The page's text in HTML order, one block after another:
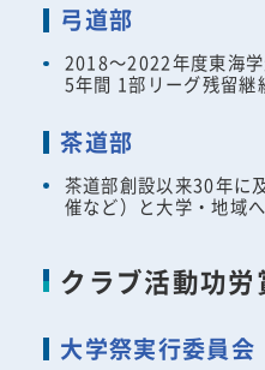
弓道部
2018～2022年度東海
5年間 1部リーグ残留継
茶道部
茶道部創設以来30年に
催など）と大学・地域
クラブ活動功労
大学祭実行委員会